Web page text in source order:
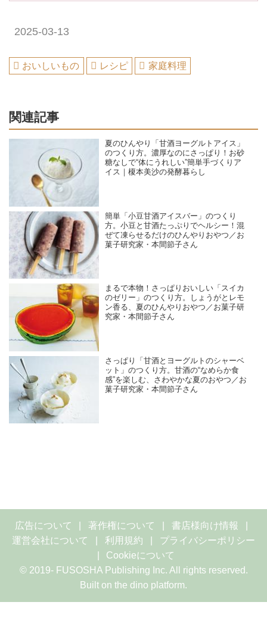
2025-03-13
おいしいもの レシピ 家庭料理
関連記事
夏のひんやり「甘酒ヨーグルトアイス」
のつくり方。濃厚なのにさっぱり！お砂
糖なしで“体にうれしい”簡単手づくりア
イス｜榎本美沙の発酵暮らし
簡単「小豆甘酒アイスバー」のつくり
方。小豆と甘酒たっぷりでヘルシー！混
ぜて凍らせるだけのひんやりおやつ／お
菓子研究家・本間節子さん
まるで本物！さっぱりおいしい「スイカ
のゼリー」のつくり方。しょうがとレモ
ン香る、夏のひんやりおやつ／お菓子研
究家・本間節子さん
さっぱり「甘酒とヨーグルトのシャーベ
ット」のつくり方。甘酒の“なめらか食
感”を楽しむ、さわやかな夏のおやつ／お
菓子研究家・本間節子さん
広告について 著作権について
書店様向け情報
運営会社について
利用規約
プライバシーポリシー
Cookieについて
© 2019- FUSOSHA Publishing Inc. All rights reserved.
Built on the dino platform.